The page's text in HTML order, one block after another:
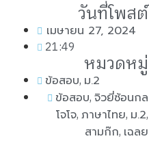
วันที่โพสต์
เมษายน 27, 2024
21:49
หมวดหมู่
ข้อสอบ, ม.2
ข้อสอบ, จิวยี่ซ้อนกล
โจโจ, ภาษาไทย, ม.2,
สามก๊ก, เฉลย